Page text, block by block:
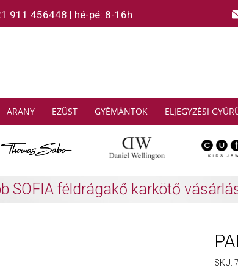
911 456448 | hé-pé: 8-16h
ARANY EZÜST GYÉMÁNTOK ELJEGYZÉSI
SABO: Gyűjtsön és spóroljon
SKU: